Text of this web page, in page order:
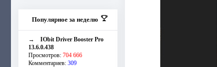
Популярное за неделю
→ IObit Driver Booster Pro
13.6.0.438
Просмотров: 704 666
Комментариев: 309